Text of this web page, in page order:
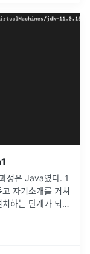
자기소개를 거쳐
하는 단계가 되었